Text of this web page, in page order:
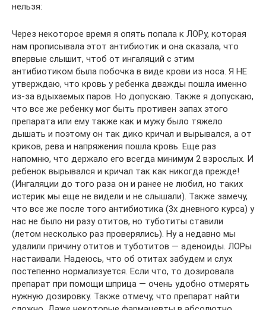
нельзя:
Через некоторое время я опять попала к ЛОРу, которая
нам прописывала этот антибиотик и она сказала, что
впервые слышит, чтоб от ингаляций с этим
антибиотиком была побочка в виде крови из носа. Я НЕ
утверждаю, что кровь у ребенка дважды пошла именно
из-за вдыхаемых паров. Но допускаю. Также я допускаю,
что все же ребенку мог быть противен запах этого
препарата или ему также как и мужу было тяжело
дышать и поэтому он так дико кричал и вырывался, а от
криков, рева и напряжения пошла кровь. Еще раз
напомню, что держало его всегда минимум 2 взрослых. И
ребенок вырывался и кричал так как никогда прежде!
(Ингаляции до того раза он и ранее не любил, но таких
истерик мы еще не видели и не слышали). Также замечу,
что все же после того антибиотика (3х дневного курса) у
нас не было ни разу отитов, но туботиты ставили
(летом несколько раз проверялись). Ну а недавно мы
удалили причину отитов и туботитов — аденоиды. ЛОРы
настаивали. Надеюсь, что об отитах забудем и слух
постепенно нормализуется. Если что, то дозировала
препарат при помощи шприца — очень удобно отмерять
нужную дозировку. Также отмечу, что препарат найти